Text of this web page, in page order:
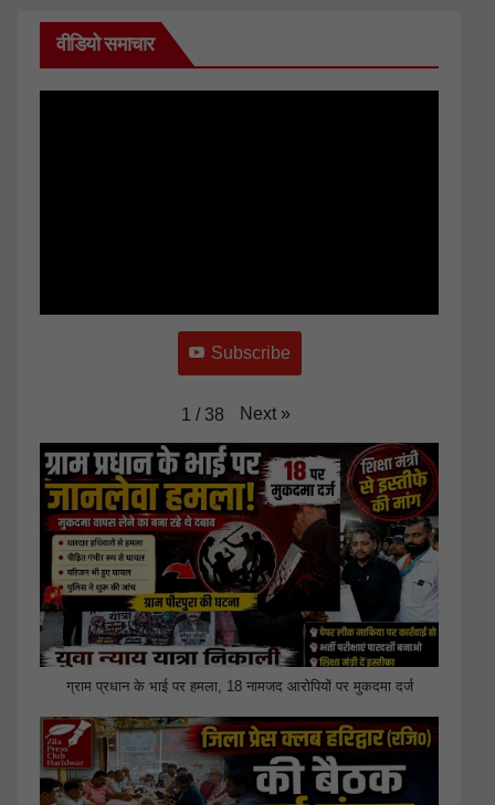
वीडियो समाचार
Subscribe
1 / 38 Next »
ग्राम प्रधान के भाई पर हमला, 18 नामजद आरोपियों पर मुकदमा दर्ज